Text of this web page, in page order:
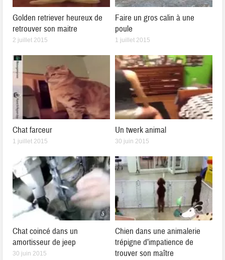
Golden retriever heureux de
retrouver son maitre
2 juillet 2015
Faire un gros calin à une
poule
1 juillet 2015
Chat farceur
1 juillet 2015
Un twerk animal
30 juin 2015
Chat coincé dans un
amortisseur de jeep
30 juin 2015
Chien dans une animalerie
trépigne d’impatience de
trouver son maître